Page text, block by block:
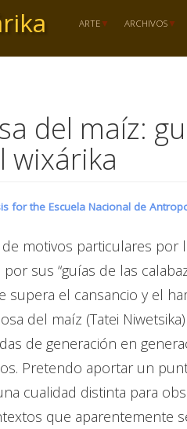
ARTE ARCHIVOS
del maíz:
wixárika
for the Escuela Nacional de
motivos particulares por
sus “guías de las
supera el cansancio y el
del maíz (Tatei
de generación en
Pretendo aportar un
cualidad distinta para
que aparentemente